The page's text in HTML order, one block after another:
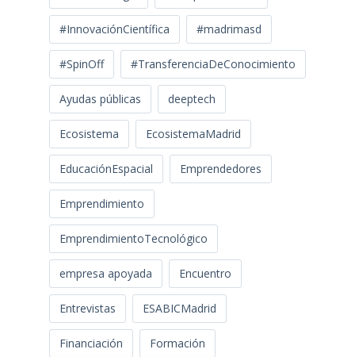
#InnovaciónCientífica #madrimasd
#SpinOff #TransferenciaDeConocimiento
Ayudas públicas deeptech
Ecosistema EcosistemaMadrid
EducaciónEspacial Emprendedores
Emprendimiento
EmprendimientoTecnológico
empresa apoyada Encuentro
Entrevistas ESABICMadrid
Financiación Formación